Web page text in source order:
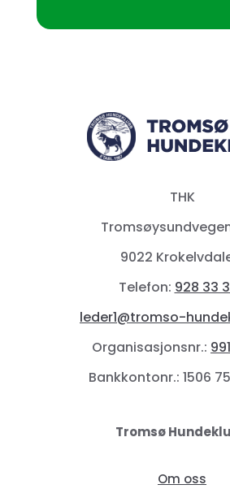
THK
9022
Telefon: 928 33
leder1@tromso-
Organisasjonsnr.:
Bankkontonr.: 1506
Tromsø
Om oss